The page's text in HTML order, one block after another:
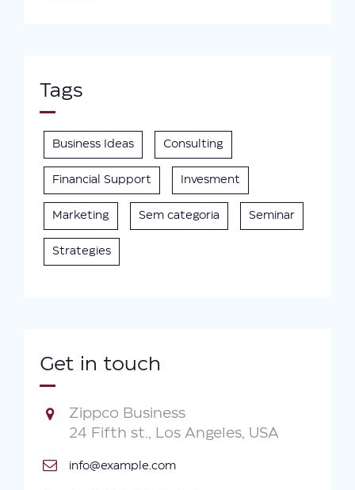
Tags
Business Ideas Consulting
Financial Support Invesment
Marketing Sem categoria Seminar
Strategies
Get in touch
Zippco Business
24 Fifth st., Los Angeles, USA
info@example.com